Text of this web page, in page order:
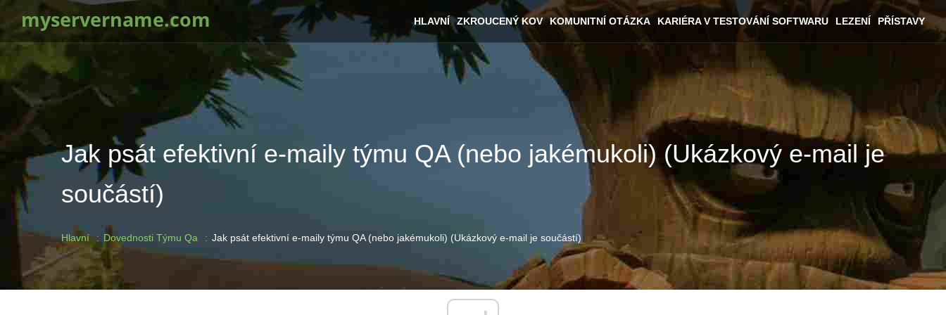
myservername.com HLAVNÍ ZKROUCENÝ KOV KOMUNITNÍ OTÁZKA KARIÉRA V TESTOVÁNÍ SOFTWARU LEZENÍ PŘÍSTAVY
Jak psát efektivní e-maily týmu QA (nebo jakémukoli) (Ukázkový e-mail je
součástí)
Hlavní Dovednosti Týmu Qa Jak psát efektivní e-maily týmu QA (nebo jakémukoli) (Ukázkový e-mail je součástí)